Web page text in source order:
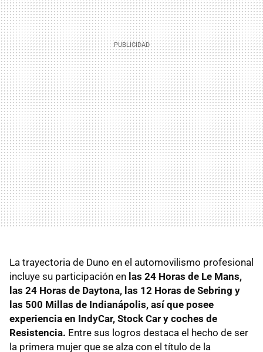
La trayectoria de Duno en el automovilismo profesional
incluye su participación en las 24 Horas de Le Mans,
las 24 Horas de Daytona, las 12 Horas de Sebring y
las 500 Millas de Indianápolis, así que posee
experiencia en IndyCar, Stock Car y coches de
Resistencia. Entre sus logros destaca el hecho de ser
la primera mujer que se alza con el título de la